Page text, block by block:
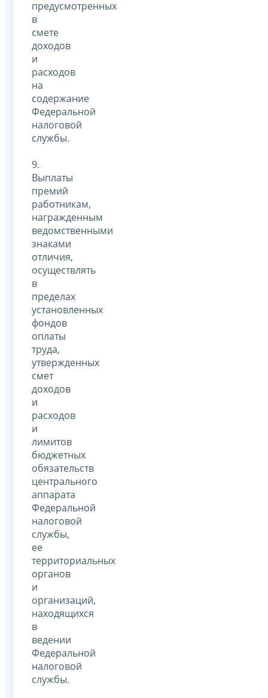
предусмотренных
в
смете
доходов
и
расходов
на
содержание
Федеральной
налоговой
службы.
9.
Выплаты
премий
работникам,
награжденным
ведомственными
знаками
отличия,
осуществлять
в
пределах
установленных
фондов
оплаты
труда,
утвержденных
смет
доходов
и
расходов
и
лимитов
бюджетных
обязательств
центрального
аппарата
Федеральной
налоговой
службы,
ее
территориальных
органов
и
организаций,
находящихся
в
ведении
Федеральной
налоговой
службы.